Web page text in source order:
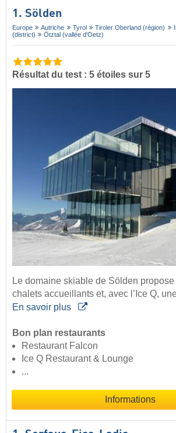
1. Sölden
Europe Autriche Tyrol Tiroler Oberland (région)
(district)
Ötztal (vallée d'Oetz)
Résultat du test : 5 étoiles sur 5
Le domaine skiable de Sölden
chalets accueillants et, avec l’Ice Q,
En savoir plus
Bon plan restaurants
Restaurant Falcon
Ice Q Restaurant & Lounge
...
Informations